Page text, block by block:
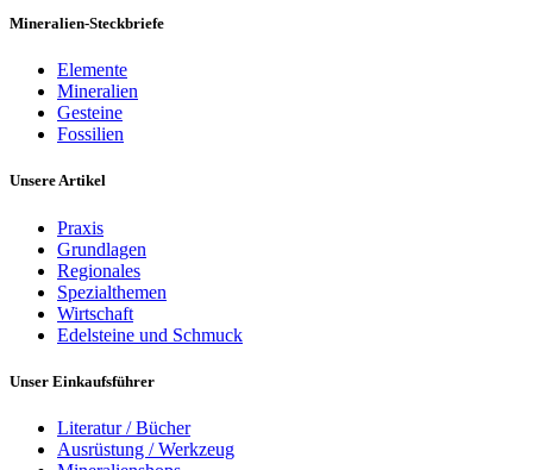
Mineralien-Steckbriefe
Elemente
Mineralien
Gesteine
Fossilien
Unsere Artikel
Praxis
Grundlagen
Regionales
Spezialthemen
Wirtschaft
Edelsteine und Schmuck
Unser Einkaufsführer
Literatur / Bücher
Ausrüstung / Werkzeug